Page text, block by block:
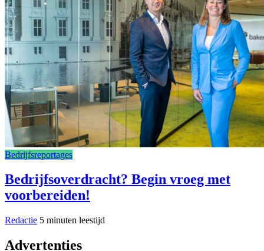
Bedrijfsreportages
Bedrijfsoverdracht? Begin vroeg met
voorbereiden!
Redactie 5 minuten leestijd
Advertenties